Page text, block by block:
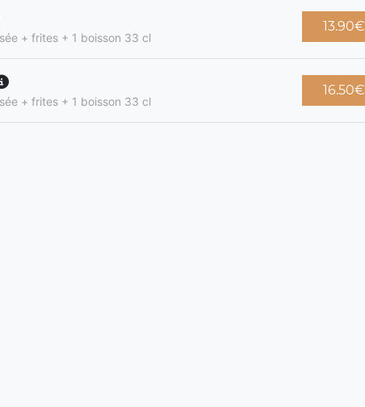
+ frites + 1 boisson 33 cl
13.90€
+ frites + 1 boisson 33 cl
16.50€